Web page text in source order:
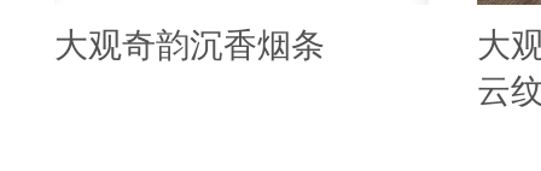
大观奇韵沉香烟条
大
云